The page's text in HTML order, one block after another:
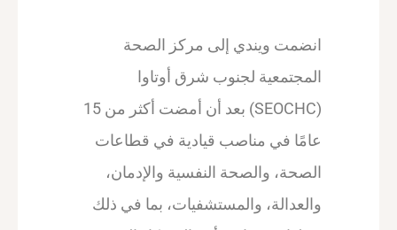
انضمت ويندي إلى مركز الصحة
المجتمعية لجنوب شرق أوتاوا
(SEOCHC) بعد أن أمضت أكثر من 15
عامًا في مناصب قيادية في قطاعات
الصحة، والصحة النفسية والإدمان،
والعدالة، والمستشفيات، بما في ذلك